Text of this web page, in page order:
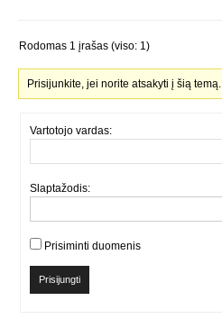
Rodomas 1 įrašas (viso: 1)
Prisijunkite, jei norite atsakyti į šią temą.
Vartotojo vardas:
Slaptažodis:
Prisiminti duomenis
Prisijungti